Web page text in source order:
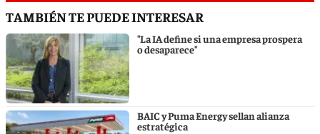
TAMBIÉN TE PUEDE INTERESAR
"La IA define si una empresa prospera
o desaparece"
BAIC y Puma Energy sellan alianza
estratégica